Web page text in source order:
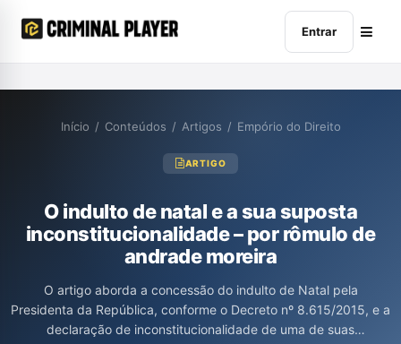
Entrar
Início / Conteúdos / Artigos / Empório do Direito
ARTIGO
O indulto de natal e a sua suposta
inconstitucionalidade – por rômulo de
andrade moreira
O artigo aborda a concessão do indulto de Natal pela
Presidenta da República, conforme o Decreto nº 8.615/2015, e a
declaração de inconstitucionalidade de uma de suas